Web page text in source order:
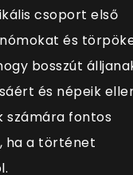
csoport első
és
bosszút
és népeik
számára fontos
ha a történet